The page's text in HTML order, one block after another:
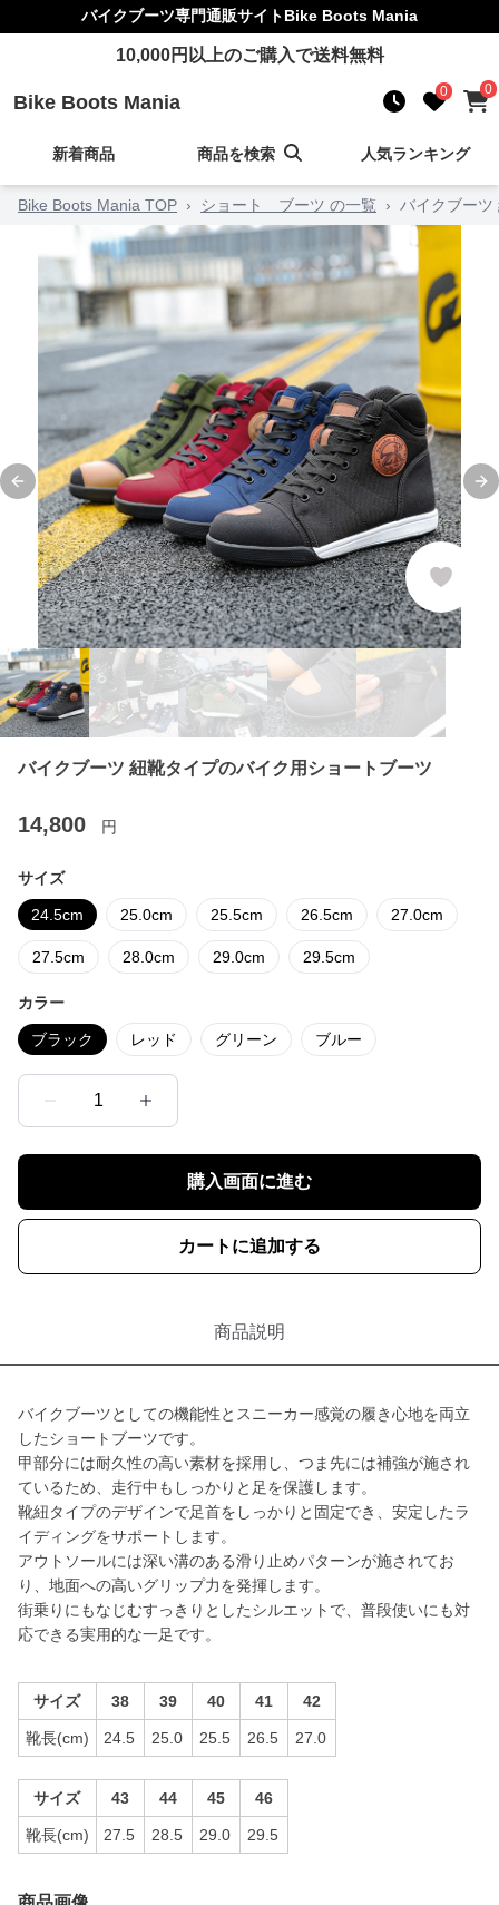
バイクブーツ専門通販サイトBike Boots Mania
10,000円以上のご購入で送料無料
Bike Boots Mania 0 0
新着商品 商品を検索 人気ランキング
Bike Boots Mania TOP › ショート ブーツ の一覧 › バイクブーツ
Previous slide
バイクブーツ 紐靴タイプのバイク用ショートブーツ
14,800 円
サイズ
24.5cm 25.0cm 25.5cm 26.5cm 27.0cm
27.5cm 28.0cm 29.0cm 29.5cm
カラー
ブラック レッド グリーン ブルー
1
購入画面に進む
カートに追加する
商品説明
バイクブーツとしての機能性とスニーカー感覚の履き心地を両立
したショートブーツです。
甲部分には耐久性の高い素材を採用し、つま先には補強が施され
ているため、走行中もしっかりと足を保護します。
靴紐タイプのデザインで足首をしっかりと固定でき、安定したラ
イディングをサポートします。
アウトソールには深い溝のある滑り止めパターンが施されてお
り、地面への高いグリップ力を発揮します。
街乗りにもなじむすっきりとしたシルエットで、普段使いにも対
応できる実用的な一足です。
サイズ 38 39 40 41 42
靴長(cm) 24.5 25.0 25.5 26.5 27.0
サイズ 43 44 45 46
靴長(cm) 27.5 28.5 29.0 29.5